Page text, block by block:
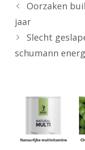
Oorzaken
jaar
Slecht
schumann